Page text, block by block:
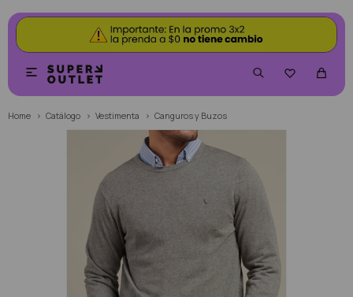


Home Catálogo Vestimenta Canguros y Buzos